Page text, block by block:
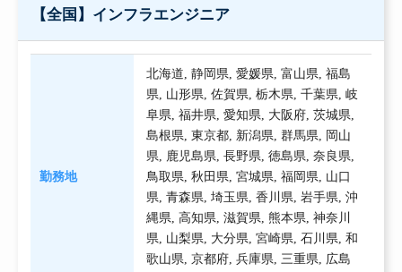
【全国】インフラエンジニア
勤務地
北海道,静岡県,愛媛県,富山県,福島
県, 山形県,佐賀県,栃木県,千葉県,岐
阜県,福井県,愛知県, 大阪府,茨城県,
島根県,東京都, 新潟県,群馬県, 岡山
県, 鹿児島県,長野県,徳島県,奈良県,
鳥取県,秋田県,宮城県,福岡県, 山口
県,青森県,埼玉県,香川県,岩手県,沖
縄県,高知県,滋賀県,熊本県,神奈川
県, 山梨県, 大分県,宮崎県,石川県,和
歌山県,京都府,兵庫県,三重県, 広島